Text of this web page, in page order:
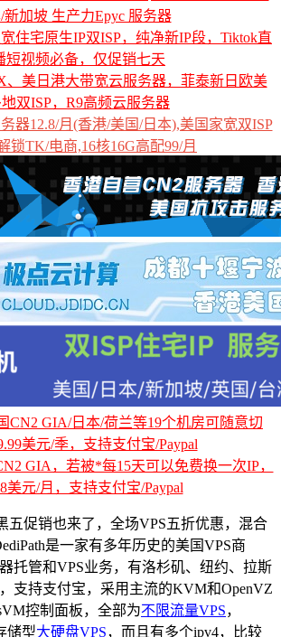
新加坡 生产力Epyc 服务器
住宅原生IP双ISP，纯净新IP段，Tiktok直
短视频必备，仅促销七天
、美日港大带宽云服务器，菲泰新日欧美
双ISP，R9高频云服务器
器12.8/月(香港/美国/日本),美国家宽双ISP
锁TK/电商,16核16G高配99/月
CN2 GIA/日本/荷兰等19个机房可随意切
美元/季，支持支付宝/Paypal
GIA，若被*每15天可以免费换一次IP，
美元/月，支持支付宝/Paypal
五促销也来了，全场VPS五折优惠，混合
是一家有多年历史的美国VPS商
托管和VPS业务，有洛杉矶、纽约、拉斯
支持支付宝，采用主流的KVM和OpenVZ
控制面板，全部为不限流量VPS，
储型大硬盘VPS，而且有多个ipv4，比较